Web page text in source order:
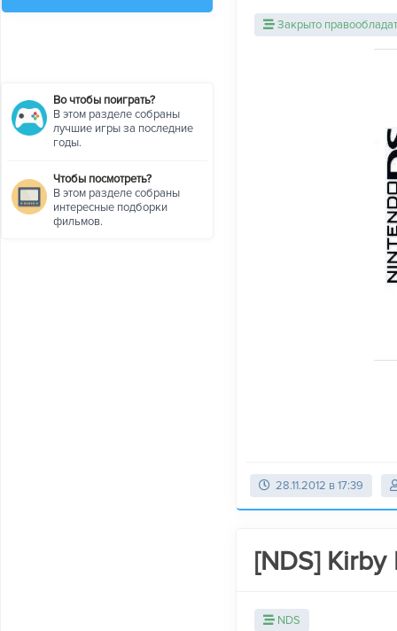
Во чтобы поиграть?
В этом разделе собраны
лучшие игры за последние
годы.
Чтобы посмотреть?
В этом разделе собраны
интересные подборки
фильмов.
Закрыто
28.11.2012 в 17:39
[NDS] Kirby
NDS